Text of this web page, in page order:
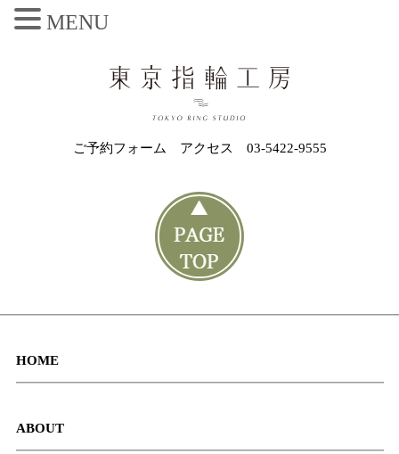
ご予約フォーム アクセス 03-5422-9555
HOME
ABOUT
MENU